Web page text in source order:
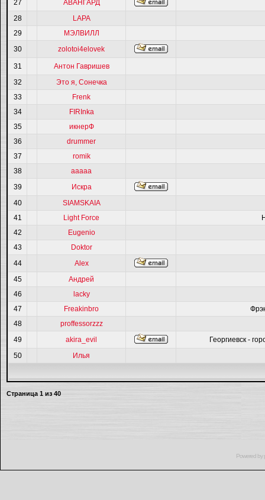
27
АВАНГАРД
28
LAPA
29
МЭЛВИЛЛ
30
zolotoi4elovek
31
Антон Гавришев
32
Это я, Сонечка
33
Frenk
34
FIRInka
35
икнерФ
36
drummer
37
romik
38
ааааа
39
Искра
40
SIAMSKAIA
41
Light Force
42
Eugenio
43
Doktor
44
Alex
45
Андрей
46
lacky
47
Freakinbro
48
proffessorzzz
49
akira_evil
Георгиевск -
50
Илья
Страница 1 из 40
Powered by